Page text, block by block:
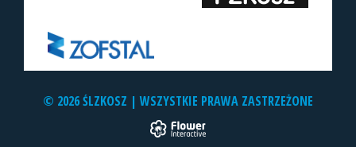
© 2026 ŚLZKOSZ | WSZYSTKIE PRAWA ZASTRZEŻONE